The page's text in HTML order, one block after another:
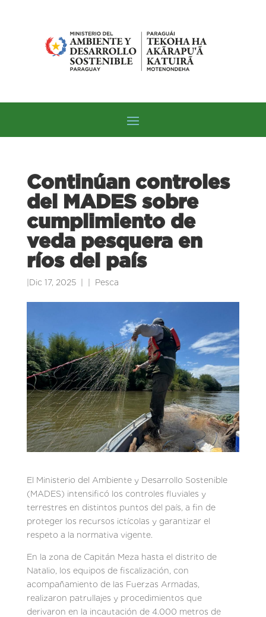
Continúan controles
del MADES sobre
cumplimiento de
veda pesquera en
ríos del país
Dic 17, 2025 Pesca
El Ministerio del Ambiente y Desarrollo Sostenible
(MADES) intensificó los controles fluviales y
terrestres en distintos puntos del país, a fin de
proteger los recursos ictícolas y garantizar el
respeto a la normativa vigente.
En la zona de Capitán Meza hasta el distrito de
Natalio, los equipos de fiscalización, con
acompañamiento de las Fuerzas Armadas,
realizaron patrullajes y procedimientos que
derivaron en la incautación de 4.000 metros de